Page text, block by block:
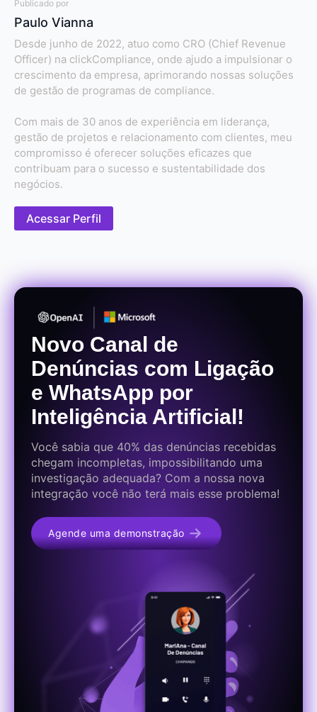
Publicado por
Paulo Vianna
Desde junho de 2022, atuo como CRO (Chief Revenue
Officer) na clickCompliance, onde ajudo a impulsionar o
crescimento da empresa, aprimorando nossas soluções
de gestão de programas de compliance.
Com mais de 30 anos de experiência em liderança,
gestão de projetos e relacionamento com clientes, meu
compromisso é oferecer soluções eficazes que
contribuam para o sucesso e sustentabilidade dos
negócios.
Acessar Perfil
Novo Canal de
Denúncias com Ligação
e WhatsApp por
Inteligência Artificial!
Você sabia que 40% das denúncias recebidas
chegam incompletas, impossibilitando uma
investigação adequada? Com a nossa nova
integração você não terá mais esse problema!
Agende uma demonstração